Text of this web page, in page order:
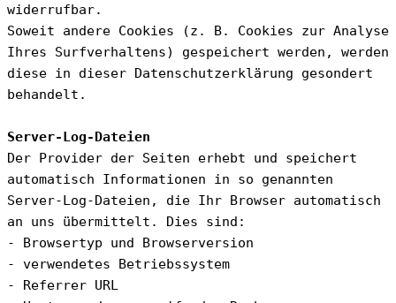
widerrufbar.
Soweit andere Cookies (z. B. Cookies zur Analyse
Ihres Surfverhaltens) gespeichert werden, werden
diese in dieser Datenschutzerklärung gesondert
behandelt.
Server-Log-Dateien
Der Provider der Seiten erhebt und speichert
automatisch Informationen in so genannten
Server-Log-Dateien, die Ihr Browser automatisch
an uns übermittelt. Dies sind:
- Browsertyp und Browserversion
- verwendetes Betriebssystem
- Referrer URL